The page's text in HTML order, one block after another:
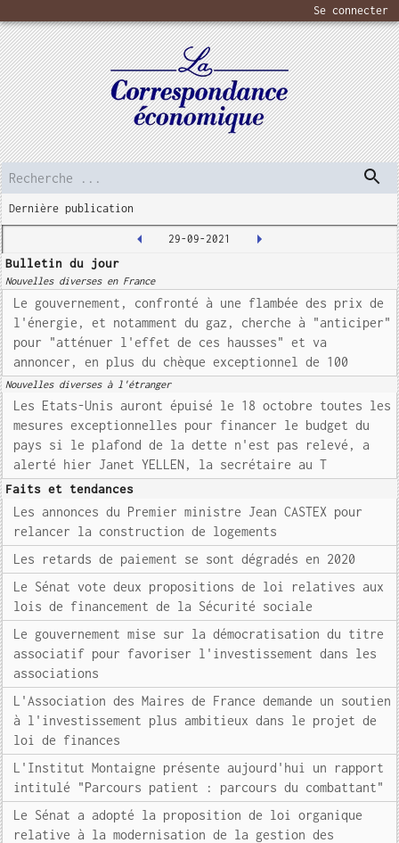
Se connecter
Dernière publication
29-09-2021
Bulletin du jour
Nouvelles diverses en France
Le gouvernement, confronté à une flambée des prix de
l'énergie, et notamment du gaz, cherche à "anticiper"
pour "atténuer l'effet de ces hausses" et va
annoncer, en plus du chèque exceptionnel de 100
Nouvelles diverses à l'étranger
Les Etats-Unis auront épuisé le 18 octobre toutes les
mesures exceptionnelles pour financer le budget du
pays si le plafond de la dette n'est pas relevé, a
alerté hier Janet YELLEN, la secrétaire au T
Faits et tendances
Les annonces du Premier ministre Jean CASTEX pour
relancer la construction de logements
Les retards de paiement se sont dégradés en 2020
Le Sénat vote deux propositions de loi relatives aux
lois de financement de la Sécurité sociale
Le gouvernement mise sur la démocratisation du titre
associatif pour favoriser l'investissement dans les
associations
L'Association des Maires de France demande un soutien
à l'investissement plus ambitieux dans le projet de
loi de finances
L'Institut Montaigne présente aujourd'hui un rapport
intitulé "Parcours patient : parcours du combattant"
Le Sénat a adopté la proposition de loi organique
relative à la modernisation de la gestion des